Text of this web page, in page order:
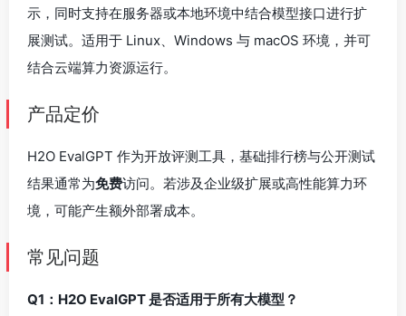
示，同时支持在服务器或本地环境中结合模型接口进行扩
展测试。适用于 Linux、Windows 与 macOS 环境，并可
结合云端算力资源运行。
产品定价
H2O EvalGPT 作为开放评测工具，基础排行榜与公开测试
结果通常为免费访问。若涉及企业级扩展或高性能算力环
境，可能产生额外部署成本。
常见问题
Q1：H2O EvalGPT 是否适用于所有大模型？